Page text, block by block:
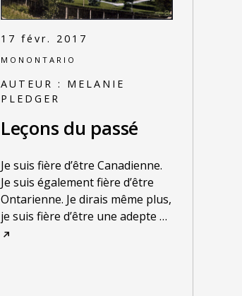
17 févr. 2017
MONONTARIO
AUTEUR : MELANIE
PLEDGER
Leçons du passé
Je suis fière d’être Canadienne.
Je suis également fière d’être
Ontarienne. Je dirais même plus,
je suis fière d’être une adepte …